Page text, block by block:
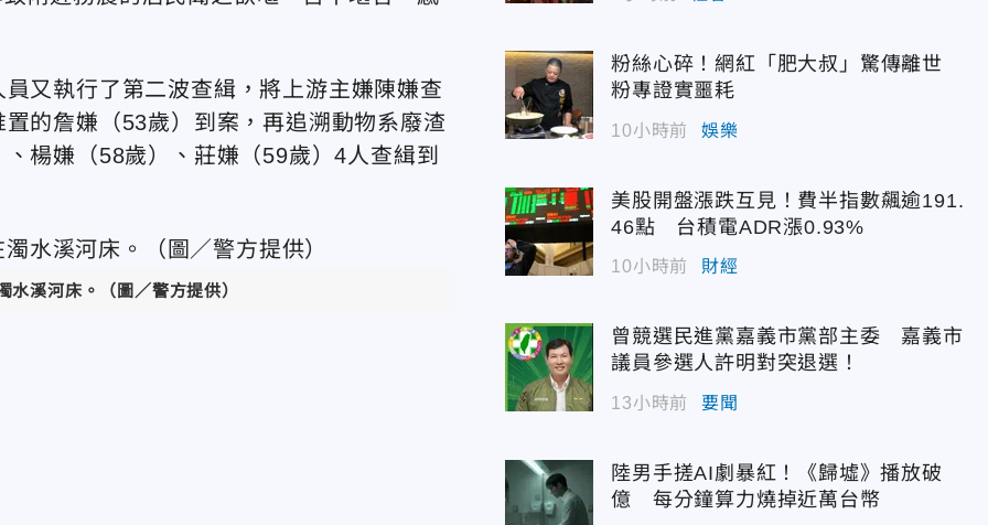
又執行了第二波查緝，將上游主嫌陳嫌查
的詹嫌（53歲）到案，再追溯動物系廢渣
楊嫌（58歲）、莊嫌（59歲）4人查緝到
溪河床。（圖／警方提供）
粉絲心碎！網紅「肥大叔」驚傳離世
粉專證實噩耗
10小時前 娛樂
美股開盤漲跌互見！費半指數飆逾191.
46點 台積電ADR漲0.93%
10小時前 財經
曾競選民進黨嘉義市黨部主委 嘉義市
議員參選人許明對突退選！
13小時前 要聞
陸男手搓AI劇暴紅！《歸墟》播放破
億 每分鐘算力燒掉近萬台幣